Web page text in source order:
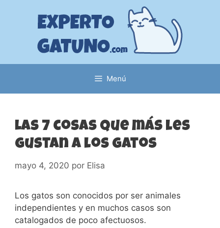
contenido
Menú
Las 7 cosas que más les
gustan a los gatos
mayo 4, 2020 por Elisa
Los gatos son conocidos por ser animales
independientes y en muchos casos son
catalogados de poco afectuosos.